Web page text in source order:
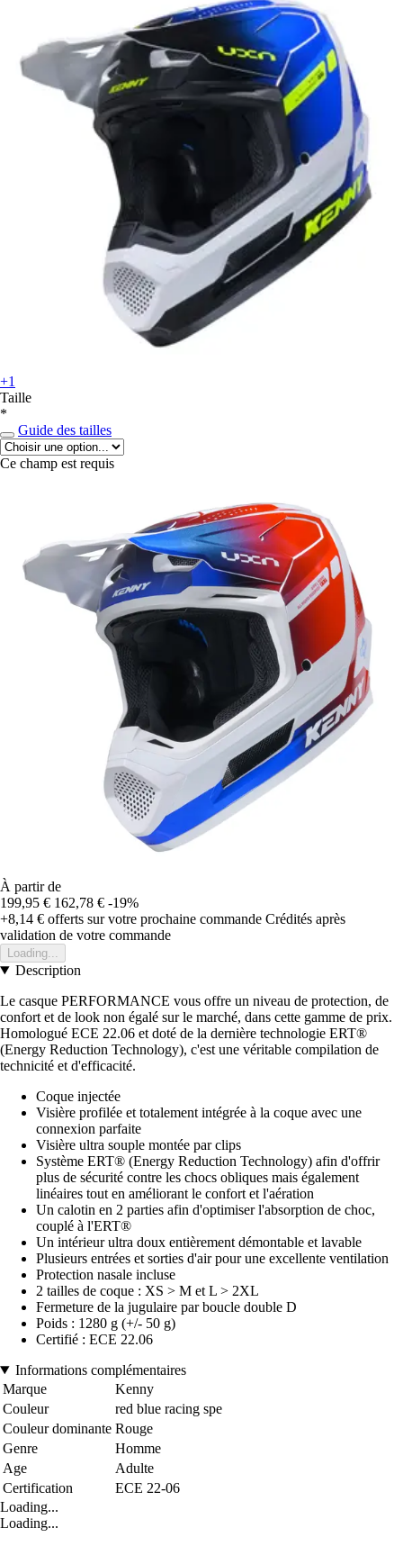
+1
Taille
*
Guide des tailles
Ce champ est requis
À partir de
199,95 € 162,78 € -19%
+8,14 € offerts sur votre prochaine commande Crédités après
validation de votre commande
Loading...
Description
Le casque PERFORMANCE vous offre un niveau de protection, de
confort et de look non égalé sur le marché, dans cette gamme de prix.
Homologué ECE 22.06 et doté de la dernière technologie ERT®
(Energy Reduction Technology), c'est une véritable compilation de
technicité et d'efficacité.
Coque injectée
Visière profilée et totalement intégrée à la coque avec une
connexion parfaite
Visière ultra souple montée par clips
Système ERT® (Energy Reduction Technology) afin d'offrir
plus de sécurité contre les chocs obliques mais également
linéaires tout en améliorant le confort et l'aération
Un calotin en 2 parties afin d'optimiser l'absorption de choc,
couplé à l'ERT®
Un intérieur ultra doux entièrement démontable et lavable
Plusieurs entrées et sorties d'air pour une excellente ventilation
Protection nasale incluse
2 tailles de coque : XS > M et L > 2XL
Fermeture de la jugulaire par boucle double D
Poids : 1280 g (+/- 50 g)
Certifié : ECE 22.06
Informations complémentaires
Marque
Kenny
Couleur
red blue racing spe
Couleur dominante Rouge
Genre
Homme
Age
Adulte
Certification
ECE 22-06
Loading...
Loading...